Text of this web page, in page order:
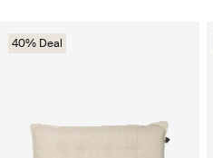
40% Deal